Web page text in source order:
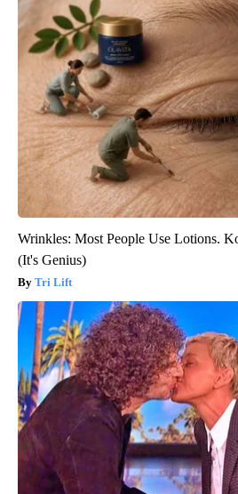
Wrinkles: Most People Use Lotions.
(It's Genius)
Tri Lift